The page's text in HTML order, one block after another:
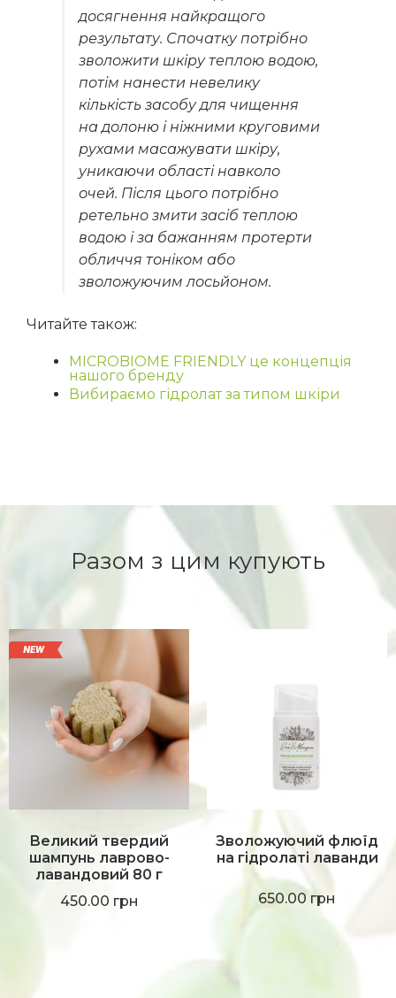
досягнення найкращого
результату. Спочатку потрібно
зволожити шкіру теплою водою,
потім нанести невелику
кількість засобу для чищення
на долоню і ніжними круговими
рухами масажувати шкіру,
уникаючи області навколо
очей. Після цього потрібно
ретельно змити засіб теплою
водою і за бажанням протерти
обличчя тоніком або
зволожуючим лосьйоном.
Читайте також:
MICROBIOME FRIENDLY це концепція
нашого бренду
Вибираємо гідролат за типом шкіри
Разом з цим купують
Великий твердий
шампунь лаврово-
лавандовий 80 г
450.00 грн
Зволожуючий флюїд
на гідролаті лаванди
650.00 грн